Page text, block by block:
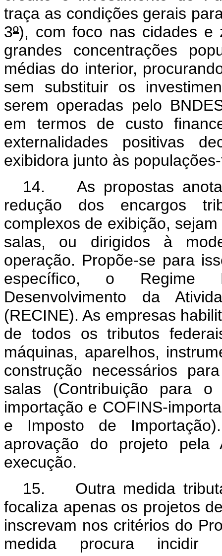
traça as condições gerais
3º), com foco nas cidades e
grandes concentrações
médias do interior,
sem substituir os
serem operadas pelo
em termos de custo
externalidades positivas
exibidora junto às
14. As propostas
redução dos encargos
complexos de exibição,
salas, ou dirigidos à
operação. Propõe-se para
específico, o Regime
Desenvolvimento da
(RECINE). As empresas
de todos os tributos
máquinas, aparelhos,
construção necessários
salas (Contribuição para o
importação e COFINS-
e Imposto de
aprovação do projeto
execução.
15. Outra medida
focaliza apenas os projetos
inscrevam nos critérios do
medida procura incidir